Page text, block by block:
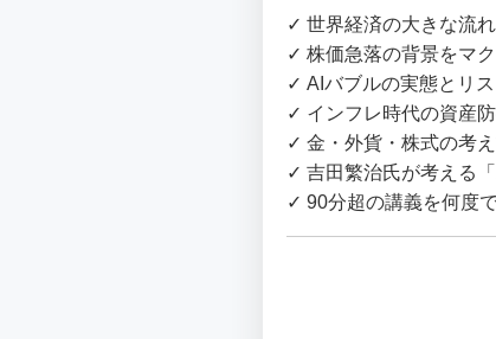
✓ 世界経済の大きな流
✓ 株価急落の背景をマ
✓ AIバブルの実態とリ
✓ インフレ時代の資産
✓ 金・外貨・株式の考
✓ 吉田繁治氏が考える
✓ 90分超の講義を何度